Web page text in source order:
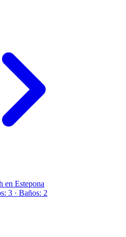
en Estepona
3 · Baños: 2